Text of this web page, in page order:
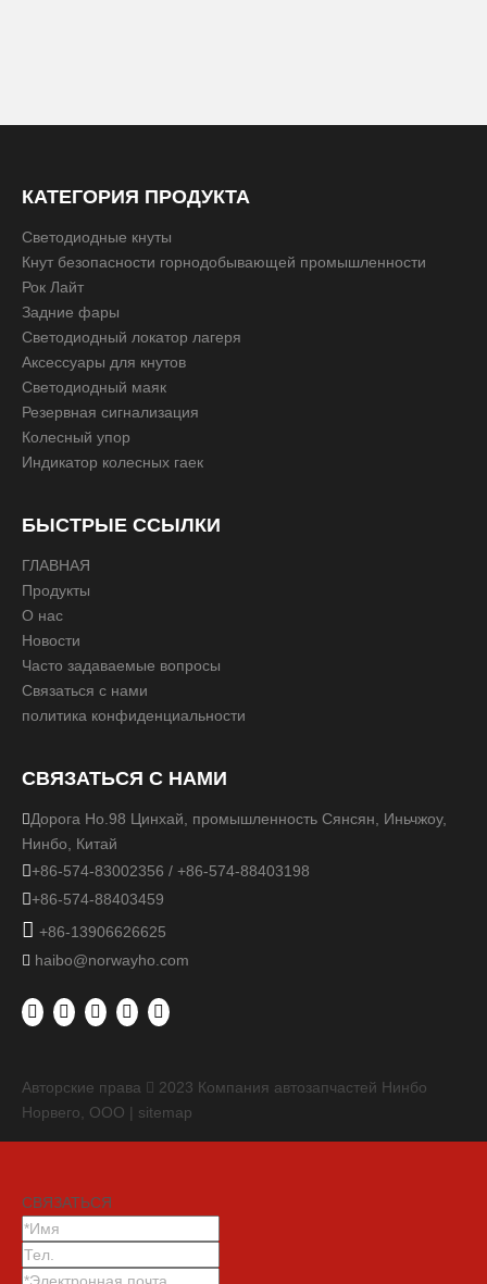
КАТЕГОРИЯ ПРОДУКТА
Светодиодные кнуты
Кнут безопасности горнодобывающей промышленности
Рок Лайт
Задние фары
Светодиодный локатор лагеря
Аксессуары для кнутов
Светодиодный маяк
Резервная сигнализация
Колесный упор
Индикатор колесных гаек
БЫСТРЫЕ ССЫЛКИ
ГЛАВНАЯ
Продукты
О нас
Новости
Часто задаваемые вопросы
Связаться с нами
политика конфиденциальности
СВЯЗАТЬСЯ С НАМИ
 Дорога Но.98 Цинхай, промышленность Сянсян, Иньчжоу,
Нинбо, Китай
+86-574-83002356 / +86-574-88403198
+86-574-88403459
 +86-13906626625
 haibo@norwayho.com
Авторские права  2023 Компания автозапчастей Нинбо
Норвего, ООО | sitemap
СВЯЗАТЬСЯ